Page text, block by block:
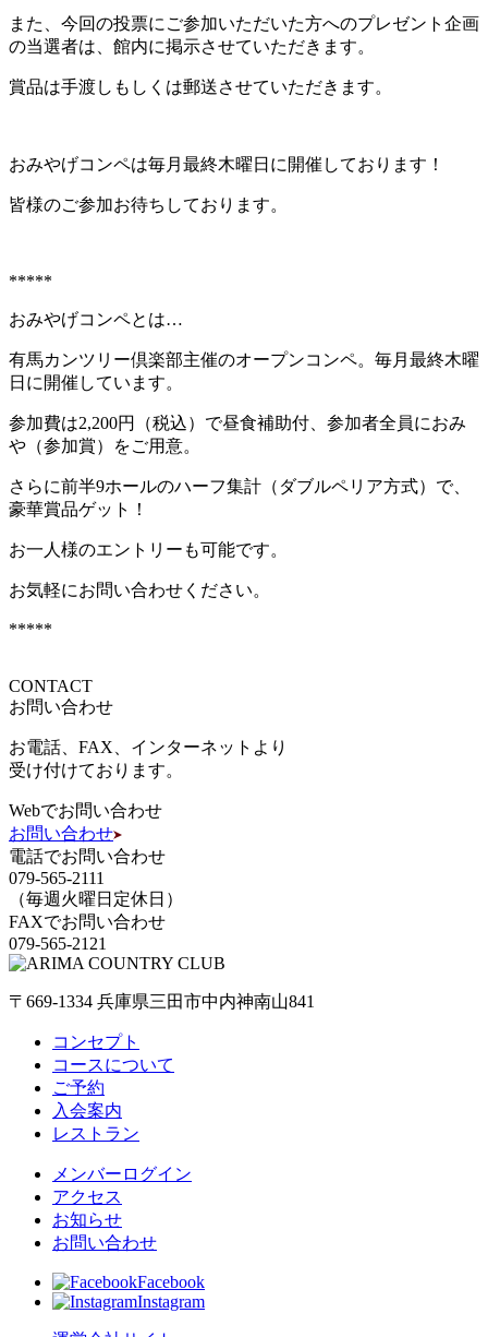
また、今回の投票にご参加いただいた方へのプレゼント企画
の当選者は、館内に掲示させていただきます。
賞品は手渡しもしくは郵送させていただきます。
おみやげコンペは毎月最終木曜日に開催しております！
皆様のご参加お待ちしております。
*****
おみやげコンペとは…
有馬カンツリー倶楽部主催のオープンコンペ。毎月最終木曜
日に開催しています。
参加費は2,200円（税込）で昼食補助付、参加者全員におみ
や（参加賞）をご用意。
さらに前半9ホールのハーフ集計（ダブルペリア方式）で、
豪華賞品ゲット！
お一人様のエントリーも可能です。
お気軽にお問い合わせください。
*****
CONTACT
お問い合わせ
お電話、FAX、インターネットより
受け付けております。
Webでお問い合わせ
お問い合わせ
電話でお問い合わせ
079-565-2111
（毎週火曜日定休日）
FAXでお問い合わせ
079-565-2121
〒669-1334 兵庫県三田市中内神南山841
コンセプト
コースについて
ご予約
入会案内
レストラン
メンバーログイン
アクセス
お知らせ
お問い合わせ
Facebook
Instagram